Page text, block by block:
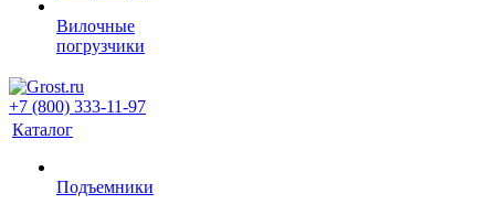
Вилочные
погрузчики
+7 (800) 333-11-97
Каталог
Подъемники